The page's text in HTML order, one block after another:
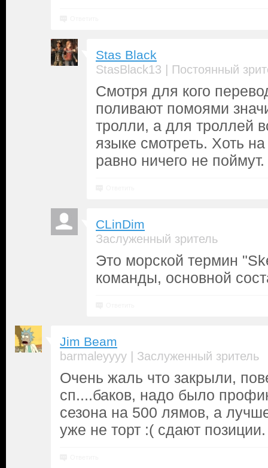
Stas Black
StasBlack13 | Постоянный
Смотря для кого
поливают помоями
тролли, а для троллей
языке смотреть. Хоть
равно ничего не поймут.
CLinDim
Заслуженный зритель
Это морской термин
команды, основной
Jim Beam
barmaleyyyy | Заслуженный зритель
Очень жаль что закрыли,
сп....баков, надо было
сезона на 500 лямов, а
уже не торт :( сдают позиции.